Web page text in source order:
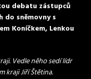
debatu zástupců
sněmovny s
Koníčkem, Lenkou
Vedle něho sedí lídr
kraji Jiří Štětina.